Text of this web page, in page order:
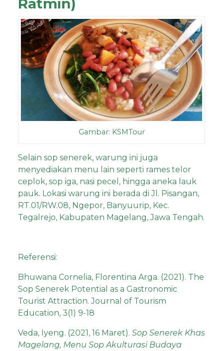
Gambar: KSMTour
Selain sop senerek, warung ini juga
menyediakan menu lain seperti rames telor
ceplok, sop iga, nasi pecel, hingga aneka lauk
pauk. Lokasi warung ini berada di Jl. Pisangan,
RT.01/RW.08, Ngepor, Banyuurip, Kec.
Tegalrejo, Kabupaten Magelang, Jawa Tengah.
Referensi:
Bhuwana Cornelia, Florentina Arga. (2021). The
Sop Senerek Potential as a Gastronomic
Tourist Attraction. Journal of Tourism
Education, 3(1) 9-18
Veda, Iyeng. (2021, 16 Maret). Sop Senerek Khas
Magelang, Menu Sop Akulturasi Budaya